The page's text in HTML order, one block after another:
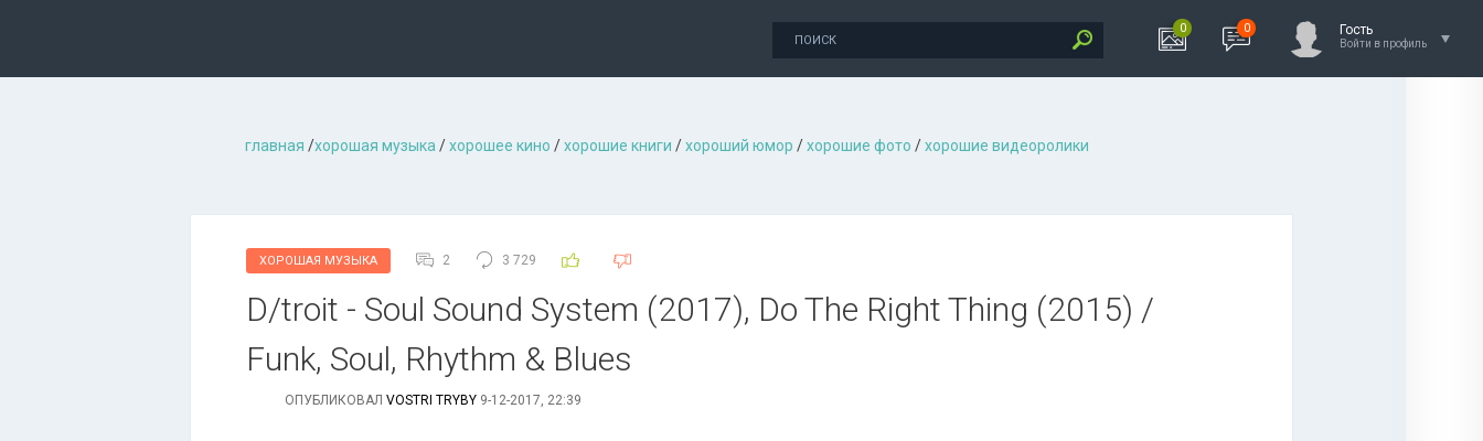
0 0 Гость
Войти в профиль
главная /хорошая музыкa /хорошее кино /хорошие книги /хороший юмор /хорошие фото /хорошие видеоролики
ХОРОШАЯ МУЗЫКА 2 3 729
D/troit - Soul Sound System (2017), Do The Right Thing (2015) /
Funk, Soul, Rhythm & Blues
ОПУБЛИКОВАЛ VOSTRI TRYBY 9-12-2017, 22:39